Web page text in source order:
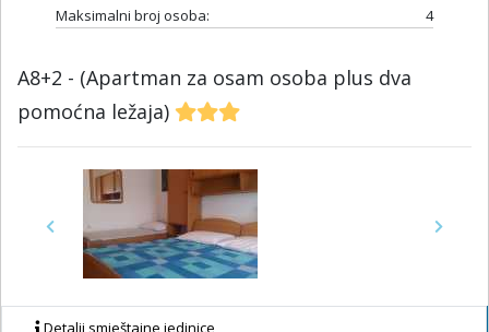
Maksimalni broj osoba:
4
A8+2 - (Apartman za osam osoba plus dva
pomoćna ležaja)
Previous Next
Detalji smještajne jedinice